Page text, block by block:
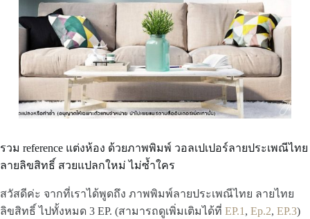
รวม reference แต่งห้อง ด้วยภาพพิมพ์ วอลเปเปอร์ลายประเพณีไทย
ลายลิขสิทธิ์ สวยแปลกใหม่ ไม่ซ้ำใคร
สวัสดีค่ะ จากที่เราได้พูดถึง ภาพพิมพ์ลายประเพณีไทย ลายไทย
ลิขสิทธิ์ ไปทั้งหมด 3 EP. (สามารถดูเพิ่มเติมได้ที่ EP.1 , Ep.2, EP.3)